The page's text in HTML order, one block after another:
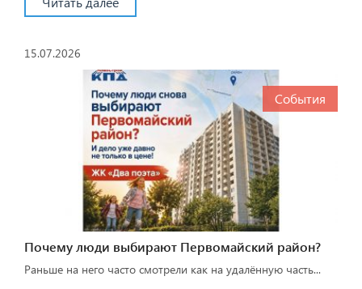
15.07.2026
События
Почему люди выбирают Первомайский район?
Раньше на него часто смотрели как на удалённую часть...